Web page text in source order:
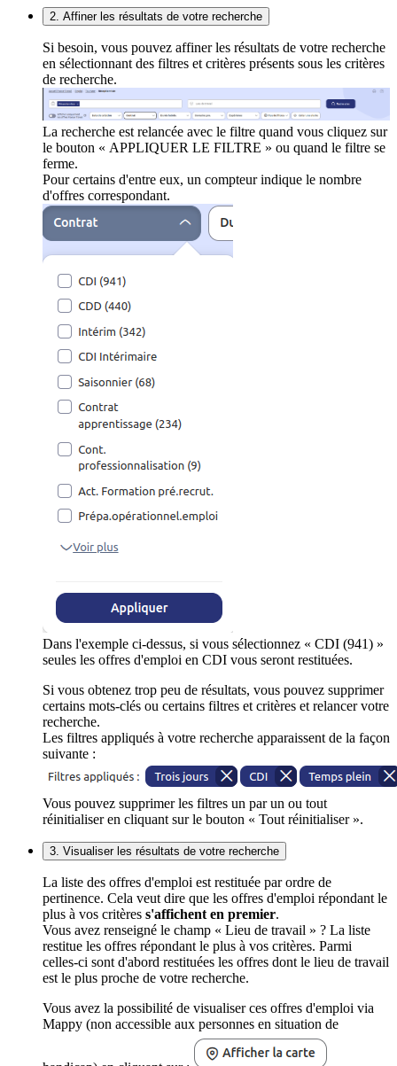
2. Affiner les résultats de votre recherche
Si besoin, vous pouvez affiner les résultats de votre recherche
en sélectionnant des filtres et critères présents sous les critères
de recherche.
La recherche est relancée avec le filtre quand vous cliquez sur
le bouton « APPLIQUER LE FILTRE » ou quand le filtre se
ferme.
Pour certains d'entre eux, un compteur indique le nombre
d'offres correspondant.
Dans l'exemple ci-dessus, si vous sélectionnez « CDI (941) »
seules les offres d'emploi en CDI vous seront restituées.
Si vous obtenez trop peu de résultats, vous pouvez supprimer
certains mots-clés ou certains filtres et critères et relancer votre
recherche.
Les filtres appliqués à votre recherche apparaissent de la façon
suivante :
Vous pouvez supprimer les filtres un par un ou tout
réinitialiser en cliquant sur le bouton « Tout réinitialiser ».
3. Visualiser les résultats de votre recherche
La liste des offres d'emploi est restituée par ordre de
pertinence. Cela veut dire que les offres d'emploi répondant le
plus à vos critères s'affichent en premier.
Vous avez renseigné le champ « Lieu de travail » ? La liste
restitue les offres répondant le plus à vos critères. Parmi
celles-ci sont d'abord restituées les offres dont le lieu de travail
est le plus proche de votre recherche.
Vous avez la possibilité de visualiser ces offres d'emploi via
Mappy (non accessible aux personnes en situation de